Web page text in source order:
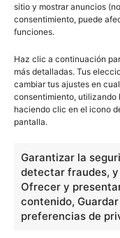
sitio y mostrar anuncios
consentimiento, puede
funciones.
Haz clic a continuación
más detalladas. Tus
cambiar tus ajustes en
consentimiento, utilizando
haciendo clic en el icono
pantalla.
Garantizar la
detectar fraudes,
Ofrecer y
contenido,
preferencias de